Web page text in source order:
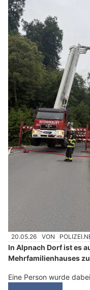
20.05.26 VON
In Alpnach Dorf ist es
Mehrfamilienhauses
Eine Person wurde